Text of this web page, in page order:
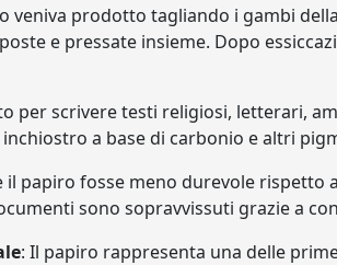
veniva prodotto tagliando i gambi
e pressate insieme. Dopo
per scrivere testi religiosi, letterari,
a base di carbonio e altri
il papiro fosse meno durevole rispetto
sono sopravvissuti grazie a
: Il papiro rappresenta una delle